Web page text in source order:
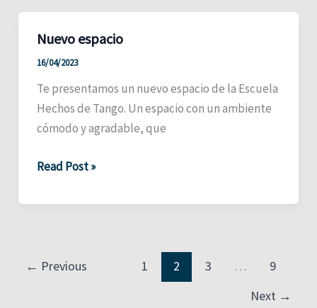
Nuevo espacio
16/04/2023
Te presentamos un nuevo espacio de la Escuela
Hechos de Tango. Un espacio con un ambiente
cómodo y agradable, que
Nuevo
Read Post »
← Previous 1 2 3 …
9
Next →